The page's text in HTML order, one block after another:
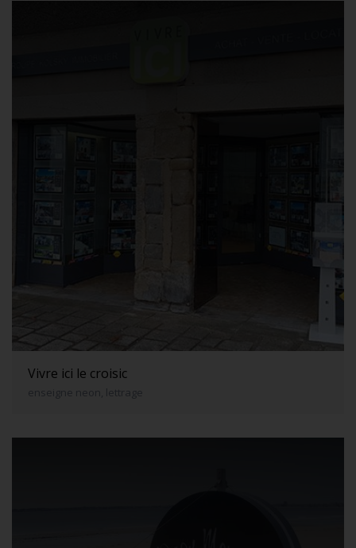
Vivre ici le croisic
enseigne neon, lettrage